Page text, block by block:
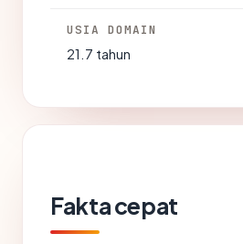
USIA DOMAIN
21.7 tahun
Fakta cepat